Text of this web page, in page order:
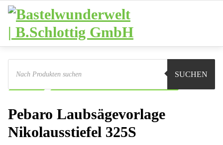
Zum
Inhalt
springen
Products
search
SUCHEN
Sie sind hier:
Laubsägevorlagen
Pebaro Laubsägevorlage
Nikolausstiefel 325S